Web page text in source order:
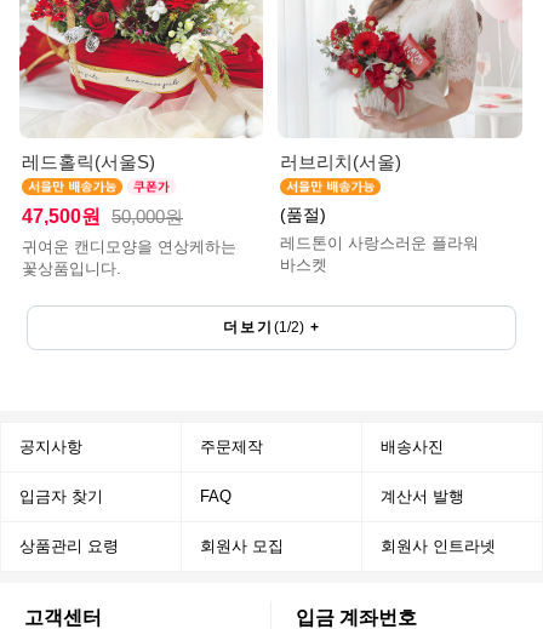
레드홀릭(서울S)
47,500원 50,000원
귀여운 캔디모양을 연상케하는
꽃상품입니다.
러브리치(서울)
(품절)
레드톤이 사랑스러운 플라워
바스켓
더보기 (1/2)+
공지사항 주문제작 배송사진
입금자 찾기 FAQ 계산서 발행
상품관리 요령 회원사 모집 회원사 인트라넷
고객센터 입금 계좌번호